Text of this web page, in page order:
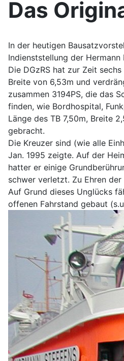
Das
In der heutigen
Indienststellung der
Die DGzRS hat zur Zeit
Breite von 6,53m und
zusammen 3194PS, die das
finden, wie Bordhospital,
Länge des TB 7,50m, Breite
gebracht.
Die Kreuzer sind (wie alle
Jan. 1995 zeigte. Auf der
hatter er einige
schwer verletzt. Zu Ehren
Auf Grund dieses Unglücks
offenen Fahrstand gebaut